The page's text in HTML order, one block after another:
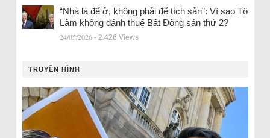
“Nhà là để ở, không phải để tích sản”: Vì sao Tô
Lâm không đánh thuế Bất Động sản thứ 2?
24/05/2026 - 2.426 Views
TRUYỀN HÌNH